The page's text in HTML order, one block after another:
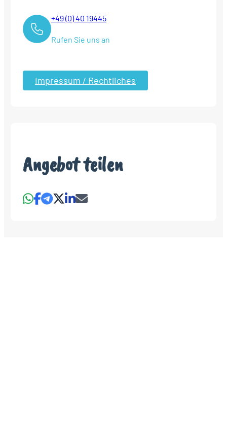
+49 (0) 40 19445
Rufen Sie uns an
Impressum / Rechtliches
Angebot teilen